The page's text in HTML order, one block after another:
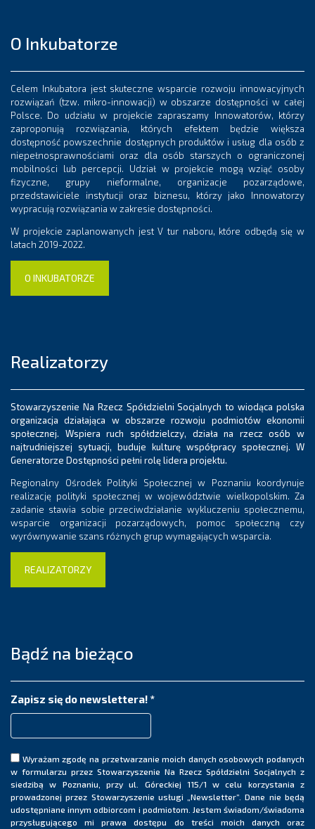
O Inkubatorze
Celem Inkubatora jest skuteczne wsparcie rozwoju innowacyjnych
rozwiązań (tzw. mikro-innowacji) w obszarze dostępności w całej
Polsce. Do udziału w projekcie zapraszamy Innowatorów, którzy
zaproponują rozwiązania, których efektem będzie większa
dostępność powszechnie dostępnych produktów i usług dla osób z
niepełnosprawnościami oraz dla osób starszych o ograniczonej
mobilności lub percepcji. Udział w projekcie mogą wziąć osoby
fizyczne, grupy nieformalne, organizacje pozarządowe,
przedstawiciele instytucji oraz biznesu, którzy jako Innowatorzy
wypracują rozwiązania w zakresie dostępności.
W projekcie zaplanowanych jest V tur naboru, które odbędą się w
latach 2019-2022.
O INKUBATORZE
Realizatorzy
Stowarzyszenie Na Rzecz Spółdzielni Socjalnych to wiodąca polska
organizacja działająca w obszarze rozwoju podmiotów ekonomii
społecznej. Wspiera ruch spółdzielczy, działa na rzecz osób w
najtrudniejszej sytuacji, buduje kulturę współpracy społecznej. W
Generatorze Dostępności pełni rolę lidera projektu.
Regionalny Ośrodek Polityki Społecznej w Poznaniu koordynuje
realizację polityki społecznej w województwie wielkopolskim. Za
zadanie stawia sobie przeciwdziałanie wykluczeniu społecznemu,
wsparcie organizacji pozarządowych, pomoc społeczną czy
wyrównywanie szans różnych grup wymagających wsparcia.
REALIZATORZY
Bądź na bieżąco
Zapisz się do newslettera! *
Wyrażam zgodę na przetwarzanie moich danych osobowych podanych
w formularzu przez Stowarzyszenie Na Rzecz Spółdzielni Socjalnych z
siedzibą w Poznaniu, przy ul. Góreckiej 115/1 w celu korzystania z
prowadzonej przez Stowarzyszenie usługi „Newsletter”. Dane nie będą
udostępniane innym odbiorcom i podmiotom. Jestem świadom/świadoma
przysługującego mi prawa dostępu do treści moich danych oraz